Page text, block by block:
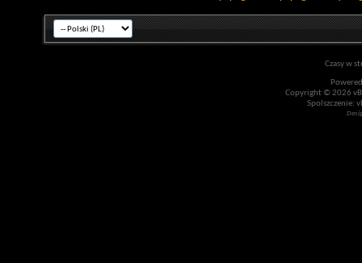
Czasy w
Copyright © 2026
Spolszczenie: